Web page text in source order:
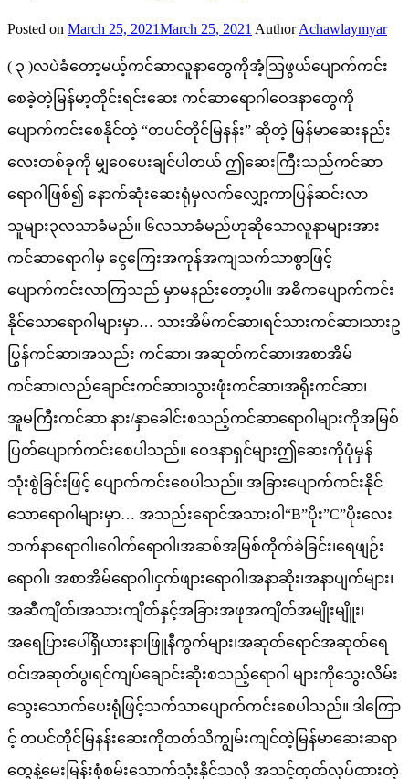
Posted on March 25, 2021March 25, 2021 Author Achawlaymyar
( ၃ )လပဲခံတော့မယ့်ကင်ဆာလူနာတွေကိုအံ့သြဖွယ်ပျောက်ကင်း
စေခဲ့တဲ့မြန်မာ့တိုင်းရင်းဆေး ကင်ဆာရောဂါဝေဒနာတွေကို
ပျောက်ကင်းစေနိုင်တဲ့ “တပင်တိုင်မြနန်း” ဆိုတဲ့ မြန်မာဆေးနည်း
လေးတစ်ခုကို မျှဝေပေးချင်ပါတယ် ဤဆေးကြီးသည်ကင်ဆာ
ရောဂါဖြစ်၍ နောက်ဆုံးဆေးရုံမှလက်လျှော့ကာပြန်ဆင်းလာ
သူများ၃လသာခံမည်။ ၆လသာခံမည်ဟုဆိုသောလူနာများအား
ကင်ဆာရောဂါမှ ငွေကြေးအကုန်အကျသက်သာစွာဖြင့်
ပျောက်ကင်းလာကြသည် မှာမနည်းတော့ပါ။ အဓိကပျောက်ကင်း
နိုင်သောရောဂါများမှာ… သားအိမ်ကင်ဆာ၊ရင်သားကင်ဆာ၊သားဥ
ပြွန်ကင်ဆာ၊အသည်း ကင်ဆာ၊ အဆုတ်ကင်ဆာ၊အစာအိမ်
ကင်ဆာ၊လည်ချောင်းကင်ဆာ၊သွားဖုံးကင်ဆာ၊အရိုးကင်ဆာ၊
အူမကြီးကင်ဆာ နား/နှာခေါင်းစသည့်ကင်ဆာရောဂါများကိုအမြစ်
ပြတ်ပျောက်ကင်းစေပါသည်။ ဝေဒနာရှင်များဤဆေးကိုပုံမှန်
သုံးစွဲခြင်းဖြင့် ပျောက်ကင်းစေပါသည်။ အခြားပျောက်ကင်းနိုင်
သောရောဂါများမှာ… အသည်းရောင်အသားဝါ“B”ပိုး”C”ပိုးလေး
ဘက်နာရောဂါ၊ဂေါက်ရောဂါ၊အဆစ်အမြစ်ကိုက်ခဲခြင်း၊ရေဖျဉ်း
ရောဂါ၊ အစာအိမ်ရောဂါ၊ငှက်ဖျားရောဂါ၊အနာဆိုး၊အနာပျက်များ၊
အဆီကျိတ်၊အသားကျိတ်နှင့်အခြားအဖုအကျိတ်အမျိုးမျိူး၊
အရေပြားပေါ်ရှိယားနာ၊ဖြူနီကွက်များ၊အဆုတ်ရောင်အဆုတ်ရေ
ဝင်၊အဆုတ်ပွ၊ရင်ကျပ်ချောင်းဆိုးစသည့်ရောဂါ များကိုသွေးလိမ်း
သွေးသောက်ပေးရုံဖြင့်သက်သာပျောက်ကင်းစေပါသည်။ ဒါကြော
င့် တပင်တိုင်မြနန်းဆေးကိုတတ်သိကျွမ်းကျင်တဲ့မြန်မာဆေးဆရာ
တွေနဲ့မေးမြန်းစုံစမ်းသောက်သုံးနိုင်သလို အသင့်ထုတ်လုပ်ထားတဲ့